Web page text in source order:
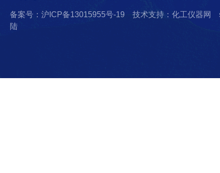
备案号：沪ICP备13015955号-19 技术支持：化工仪器网
陆